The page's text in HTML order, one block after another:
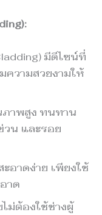
มีดีไซน์ที่
ความสวยงามให้
าพสูง ทนทาน
น และรอย
อาดง่าย เพียงใช้
าด
ม่ต้องใช้ช่างผู้